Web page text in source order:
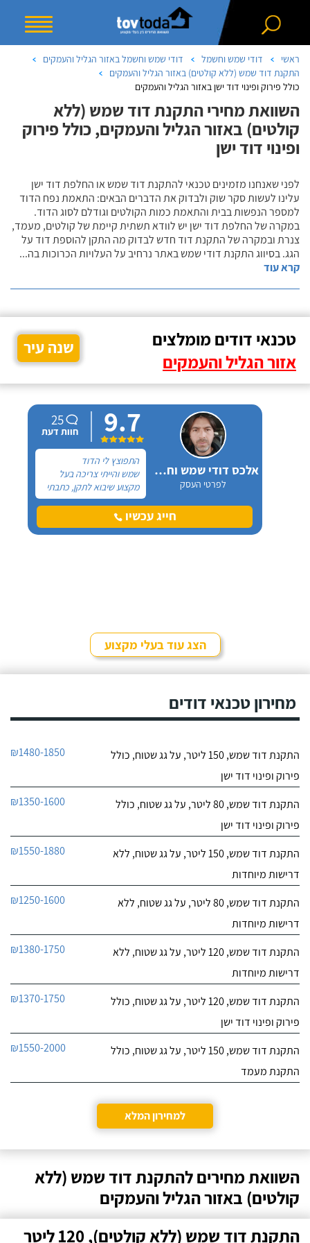
ראשי דודי שמש וחשמל
דודי שמש וחשמל באזור הגליל והעמקים
התקנת דוד שמש (ללא קולטים) באזור הגליל והעמקים
כולל פירוק ופינוי דוד ישן באזור הגליל והעמקים
השוואת מחירי התקנת דוד שמש (ללא
קולטים) באזור הגליל והעמקים, כולל פירוק
ופינוי דוד ישן
לפני שאנחנו מזמינים טכנאי להתקנת דוד שמש או החלפת דוד ישן
עלינו לעשות סקר שוק ולבדוק את הדברים הבאים: התאמת נפח הדוד
למספר הנפשות בבית והתאמת כמות הקולטים וגודלם לסוג הדוד.
במקרה של החלפת דוד ישן יש לוודא תשתית קיימת של קולטים, מעמד,
צנרת ובמקרה של התקנת דוד חדש לבדוק מה התקן להוספת דוד על
הגג. בסיווג התקנת דודי שמש באתר נרחיב על העלויות הכרוכות בה...
קרא עוד
טכנאי דודים מומלצים
אזור הגליל והעמקים
שנה עיר
אלכס דודי שמש וחשמל
לפרטי העסק
9.7
25
חוות דעת
התפוצץ לי הדוד
שמש והייתי צריכה בעל
מקצוע שיבוא לתקן, כתבתי
בגוגל טכנאי דודים ואז
הגעתי לקבוצה של העיר
חיפה בפייסבוק, שם כמה
חייג עכשיו
הצג עוד בעלי מקצוע
מחירון טכנאי דודים
התקנת דוד שמש, 150 ליטר, על גג שטוח, כולל
פירוק ופינוי דוד ישן
₪1480-1850
התקנת דוד שמש, 80 ליטר, על גג שטוח, כולל
פירוק ופינוי דוד ישן
₪1350-1600
התקנת דוד שמש, 150 ליטר, על גג שטוח, ללא
דרישות מיוחדות
₪1550-1880
התקנת דוד שמש, 80 ליטר, על גג שטוח, ללא
דרישות מיוחדות
₪1250-1600
התקנת דוד שמש, 120 ליטר, על גג שטוח, ללא
דרישות מיוחדות
₪1380-1750
התקנת דוד שמש, 120 ליטר, על גג שטוח, כולל
פירוק ופינוי דוד ישן
₪1370-1750
התקנת דוד שמש, 150 ליטר, על גג שטוח, כולל
התקנת מעמד
₪1550-2000
למחירון המלא
השוואת מחירים להתקנת דוד שמש (ללא
קולטים) באזור הגליל והעמקים
התקנת דוד שמש (ללא קולטים), 120 ליטר